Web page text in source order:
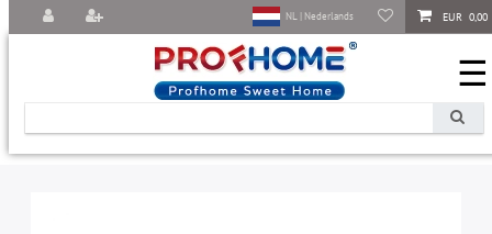
EUR 0,00
NL | Nederlands
☰